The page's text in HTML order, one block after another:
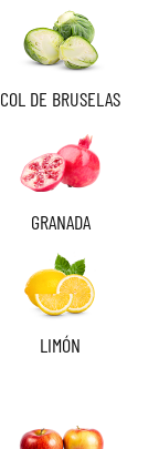
COL DE BRUSELAS
GRANADA
LIMÓN